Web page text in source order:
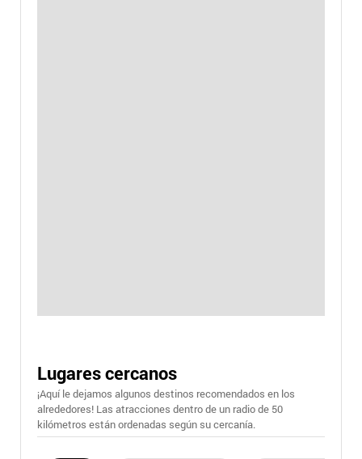
Lugares cercanos
¡Aquí le dejamos algunos destinos recomendados en los
alrededores! Las atracciones dentro de un radio de 50
kilómetros están ordenadas según su cercanía.